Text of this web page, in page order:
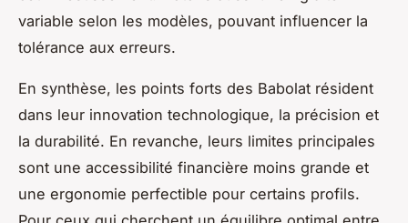
variable selon les modèles, pouvant influencer la
tolérance aux erreurs.
En synthèse, les points forts des Babolat résident
dans leur innovation technologique, la précision et
la durabilité. En revanche, leurs limites principales
sont une accessibilité financière moins grande et
une ergonomie perfectible pour certains profils.